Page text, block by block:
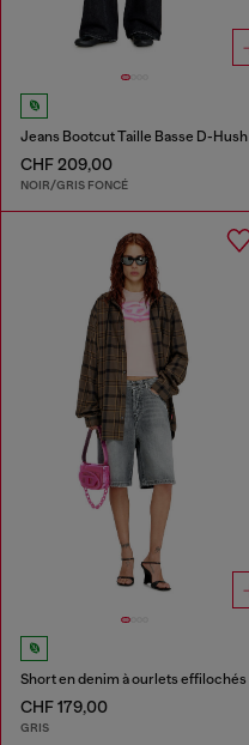
Jeans Bootcut Taille Basse D-Hush
CHF 209,00
NOIR/GRIS FONCÉ
Short en denim à ourlets effilochés
CHF 179,00
GRIS